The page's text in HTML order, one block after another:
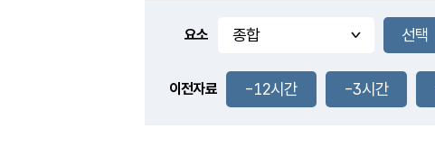
풍도
1.6m/s
-
요소
이전자료 -12시간 -3시간